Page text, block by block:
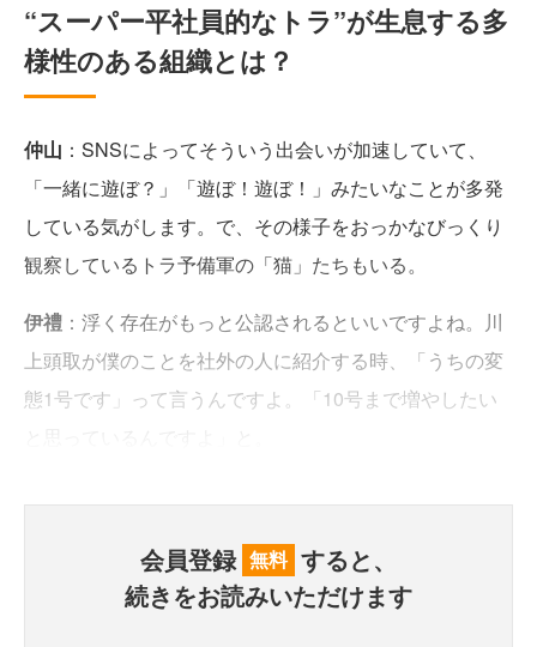
“スーパー平社員的なトラ”が生息する多
様性のある組織とは？
仲山 ：SNSによってそういう出会いが加速していて、
「一緒に遊ぼ？」「遊ぼ！遊ぼ！」みたいなことが多発
している気がします。で、その様子をおっかなびっくり
観察しているトラ予備軍の「猫」たちもいる。
伊禮 ：浮く存在がもっと公認されるといいですよね。川
上頭取が僕のことを社外の人に紹介する時、「うちの変
態1号です」って言うんですよ。「10号まで増やしたい
会員登録 無料 すると、
続きをお読みいただけます